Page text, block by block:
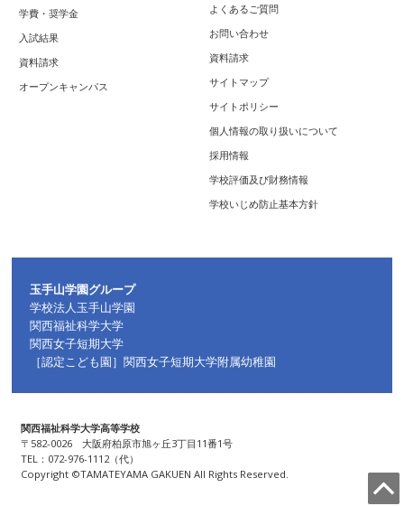
学費・奨学金
入試結果
資料請求
オープンキャンパス
よくあるご質問
お問い合わせ
資料請求
サイトマップ
サイトポリシー
個人情報の取り扱いについて
採用情報
学校評価及び財務情報
学校いじめ防止基本方針
玉手山学園グループ
学校法人玉手山学園
関西福祉科学大学
関西女子短期大学
［認定こども園］関西女子短期大学附属幼稚園
関西福祉科学大学高等学校
〒582-0026 大阪府柏原市旭ヶ丘3丁目11番1号
TEL：072-976-1112（代）
Copyright ©TAMATEYAMA GAKUEN All Rights Reserved.